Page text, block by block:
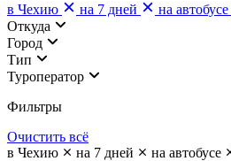
в Чехию
на 7 дней
на автобусе
Откуда
Город
Тип
Туроператор
Фильтры
Очистить всё
в Чехию
на 7 дней
на автобусе